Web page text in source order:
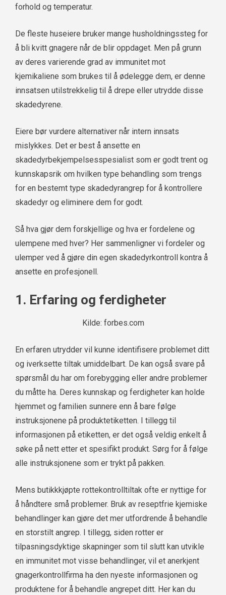
forhold og temperatur.
De fleste huseiere bruker mange husholdningssteg for
å bli kvitt gnagere når de blir oppdaget. Men på grunn
av deres varierende grad av immunitet mot
kjemikaliene som brukes til å ødelegge dem, er denne
innsatsen utilstrekkelig til å drepe eller utrydde disse
skadedyrene.
Eiere bør vurdere alternativer når intern innsats
mislykkes. Det er best å ansette en
skadedyrbekjempelsesspesialist som er godt trent og
kunnskapsrik om hvilken type behandling som trengs
for en bestemt type skadedyrangrep for å kontrollere
skadedyr og eliminere dem for godt.
Så hva gjør dem forskjellige og hva er fordelene og
ulempene med hver? Her sammenligner vi fordeler og
ulemper ved å gjøre din egen skadedyrkontroll kontra å
ansette en profesjonell.
1. Erfaring og ferdigheter
Kilde: forbes.com
En erfaren utrydder vil kunne identifisere problemet ditt
og iverksette tiltak umiddelbart. De kan også svare på
spørsmål du har om forebygging eller andre problemer
du måtte ha. Deres kunnskap og ferdigheter kan holde
hjemmet og familien sunnere enn å bare følge
instruksjonene på produktetiketten. I tillegg til
informasjonen på etiketten, er det også veldig enkelt å
søke på nett etter et spesifikt produkt. Sørg for å følge
alle instruksjonene som er trykt på pakken.
Mens butikkkjøpte rottekontrolltiltak ofte er nyttige for
å håndtere små problemer. Bruk av reseptfrie kjemiske
behandlinger kan gjøre det mer utfordrende å behandle
en storstilt angrep. I tillegg, siden rotter er
tilpasningsdyktige skapninger som til slutt kan utvikle
en immunitet mot visse behandlinger, vil et anerkjent
gnagerkontrollfirma ha den nyeste informasjonen og
produktene for å behandle angrepet ditt. Her kan du